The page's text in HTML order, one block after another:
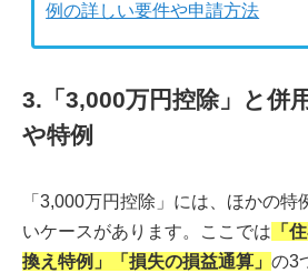
例の詳しい要件や申請方法
3.「3,000万円控除」と併
や特例
「3,000万円控除」には、ほかの
いケースがあります。ここでは 「
換え特例」「損失の損益通算」 の3